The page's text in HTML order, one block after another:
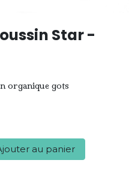
Star -
organique gots
au panier